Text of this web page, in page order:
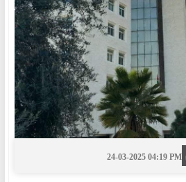
24-03-2025 04:19 PM